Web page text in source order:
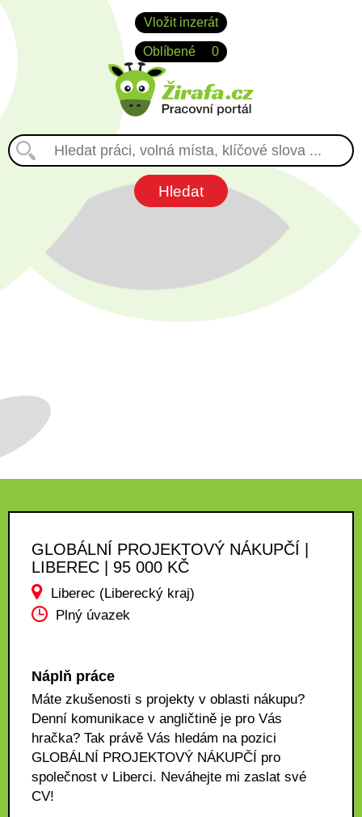
Vložit inzerát
Oblíbené 0
GLOBÁLNÍ PROJEKTOVÝ NÁKUPČÍ |
LIBEREC | 95 000 KČ
Liberec (Liberecký kraj)
Plný úvazek
Náplň práce
Máte zkušenosti s projekty v oblasti nákupu?
Denní komunikace v angličtině je pro Vás
hračka? Tak právě Vás hledám na pozici
GLOBÁLNÍ PROJEKTOVÝ NÁKUPČÍ pro
společnost v Liberci. Neváhejte mi zaslat své
CV!